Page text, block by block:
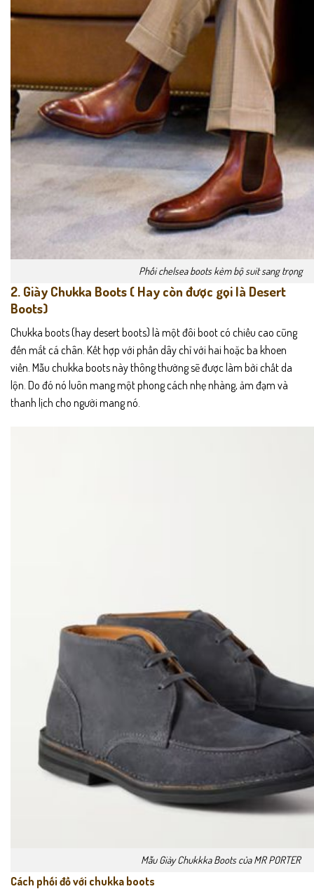
Phối chelsea boots kèm bộ suit sang trọng
2. Giày Chukka Boots ( Hay còn được gọi là Desert
Boots)
Chukka boots (hay desert boots) là một đôi boot có chiều cao cũng
đến mắt cá chân. Kết hợp với phần dây chỉ với hai hoặc ba khoen
viền. Mẫu chukka boots này thông thường sẽ được làm bởi chất da
lộn. Do đó nó luôn mang một phong cách nhẹ nhàng, ảm đạm và
thanh lịch cho người mang nó.
Mẫu Giày Chukkka Boots của MR PORTER
Cách phối đồ với chukka boots